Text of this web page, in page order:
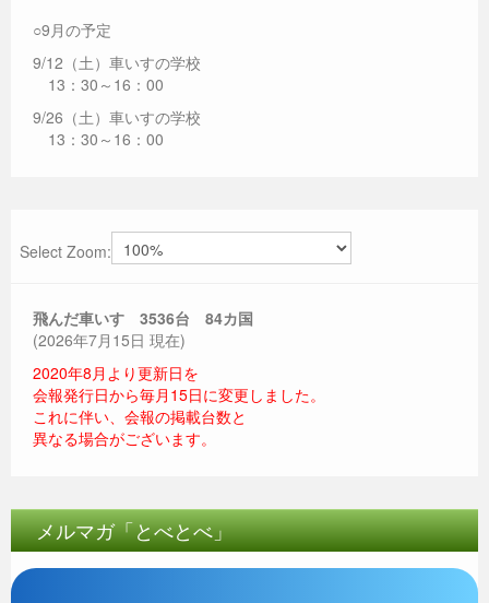
○9月の予定
9/12（土）車いすの学校
13：30～16：00
9/26（土）車いすの学校
13：30～16：00
Select Zoom:
飛んだ車いす 3536台 84カ国
(2026年7月15日 現在)
2020年8月より更新日を
会報発行日から毎月15日に変更しました。
これに伴い、会報の掲載台数と
異なる場合がございます。
メルマガ「とべとべ」